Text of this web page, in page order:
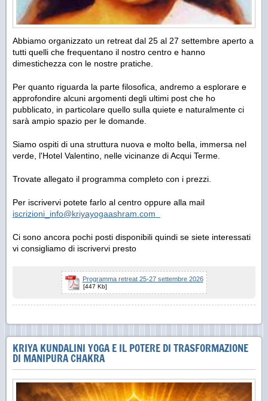
Abbiamo organizzato un retreat dal 25 al 27 settembre aperto a
tutti quelli che frequentano il nostro centro e hanno
dimestichezza con le nostre pratiche.
Per quanto riguarda la parte filosofica, andremo a esplorare e
approfondire alcuni argomenti degli ultimi post che ho
pubblicato, in particolare quello sulla quiete e naturalmente ci
sarà ampio spazio per le domande.
Siamo ospiti di una struttura nuova e molto bella, immersa nel
verde, l'Hotel Valentino, nelle vicinanze di Acqui Terme.
Trovate allegato il programma completo con i prezzi.
Per iscrivervi potete farlo al centro oppure alla mail
iscrizioni_info@kriyayogaashram.com
Ci sono ancora pochi posti disponibili quindi se siete interessati
vi consigliamo di iscrivervi presto
Programma retreat 25-27 settembre 2026
[447 Kb]
KRIYA KUNDALINI YOGA E IL POTERE DI TRASFORMAZIONE
DI MANIPURA CHAKRA